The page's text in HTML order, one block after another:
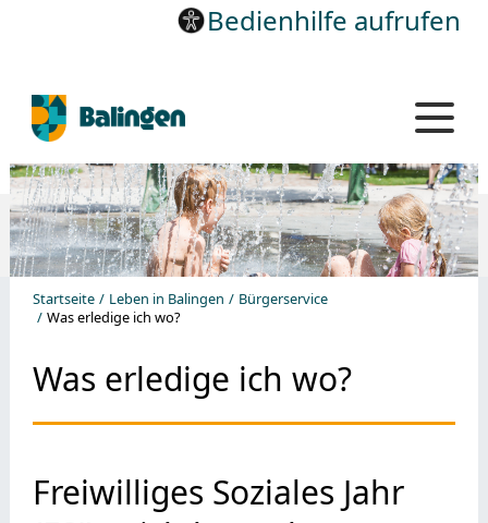
Bedienhilfe aufrufen
Startseite Leben in Balingen
Bürgerservice
Was erledige ich wo?
Was erledige ich wo?
Freiwilliges Soziales Jahr